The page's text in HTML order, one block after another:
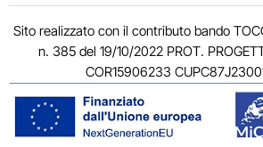
Sito realizzato con il contributo bando
n. 385 del 19/10/2022 PROT.
COR15906233